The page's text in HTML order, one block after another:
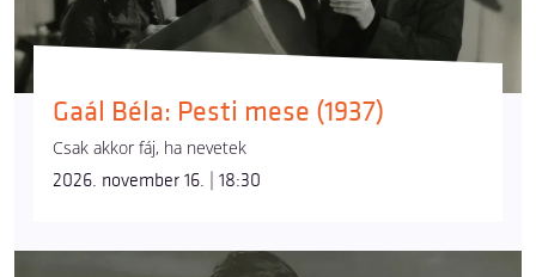
Gaál Béla: Pesti mese (1937)
Csak akkor fáj, ha nevetek
2026. november 16. | 18:30